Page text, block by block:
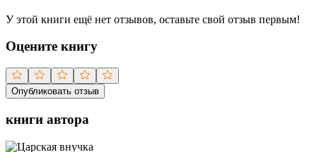
У этой книги ещё нет отзывов, оставьте свой отзыв первым!
Оцените книгу
Опубликовать отзыв
книги автора